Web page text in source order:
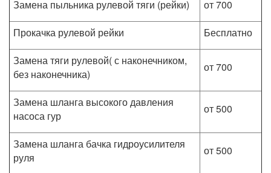
Замена пыльника рулевой тяги (рейки)
от 700
Прокачка рулевой рейки
Бесплатно
Замена тяги рулевой( с наконечником,
без наконечника)
от 700
Замена шланга высокого давления
насоса гур
от 500
Замена шланга бачка гидроусилителя
руля
от 500